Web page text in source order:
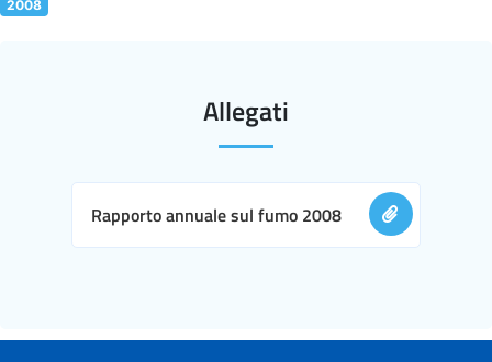
2008
Allegati
Rapporto annuale sul fumo 2008